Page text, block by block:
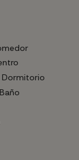
Dormitorio